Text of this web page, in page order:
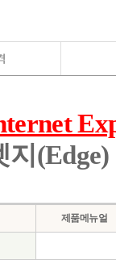
지
제품메뉴얼